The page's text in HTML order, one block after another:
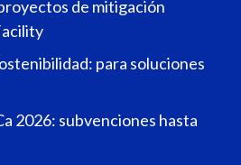
de mitigación
para soluciones
2026: subvenciones hasta